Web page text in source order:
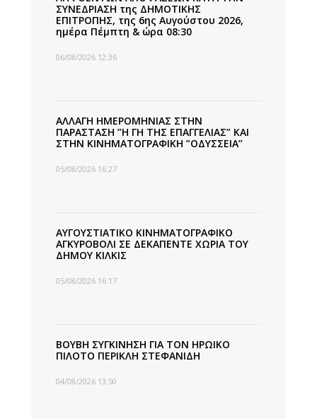
ΣΥΝΕΔΡΙΑΣΗ της ΔΗΜΟΤΙΚΗΣ
ΕΠΙΤΡΟΠΗΣ, της 6ης Αυγούστου 2026,
ημέρα Πέμπτη & ώρα 08:30
06/08/2026 12:36
ΑΛΛΑΓΗ ΗΜΕΡΟΜΗΝΙΑΣ ΣΤΗΝ
ΠΑΡΑΣΤΑΣΗ ”Η ΓΗ ΤΗΣ ΕΠΑΓΓΕΛΙΑΣ” ΚΑΙ
ΣΤΗΝ ΚΙΝΗΜΑΤΟΓΡΑΦΙΚΗ ”ΟΔΥΣΣΕΙΑ”
05/08/2026 16:27
ΑΥΓΟΥΣΤΙΑΤΙΚΟ ΚΙΝΗΜΑΤΟΓΡΑΦΙΚΟ
ΑΓΚΥΡΟΒΟΛΙ ΣΕ ΔΕΚΑΠΕΝΤΕ ΧΩΡΙΑ ΤΟΥ
ΔΗΜΟΥ ΚΙΛΚΙΣ
05/08/2026 16:17
ΒΟΥΒΗ ΣΥΓΚΙΝΗΣΗ ΓΙΑ ΤΟΝ ΗΡΩΙΚΟ
ΠΙΛΟΤΟ ΠΕΡΙΚΛΗ ΣΤΕΦΑΝΙΔΗ
04/08/2026 13:50